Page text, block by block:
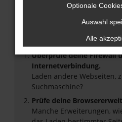
Fehler: Network
Beim Laden ist ein Fehler
Hier sind ein paar Tipps, die
Überprüfe deine Firewall
Internetverbindung.
Laden andere Webseiten,
Suchmaschine?
Prüfe deine
Manche Erweiterungen,
Optionale
Auswahl
Alle